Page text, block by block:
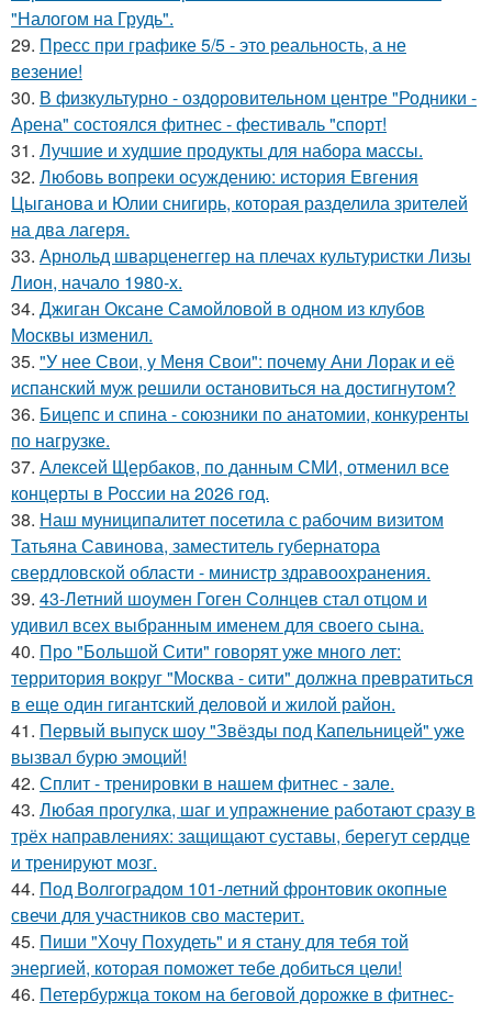
"Налогом на Грудь".
29. Пресс при графике 5/5 - это реальность, а не
везение!
30. В физкультурно - оздоровительном центре "Родники -
Арена" состоялся фитнес - фестиваль "спорт!
31. Лучшие и худшие продукты для набора массы.
32. Любовь вопреки осуждению: история Евгения
Цыганова и Юлии снигирь, которая разделила зрителей
на два лагеря.
33. Арнольд шварценеггер на плечах культуристки Лизы
Лион, начало 1980-х.
34. Джиган Оксане Самойловой в одном из клубов
Москвы изменил.
35. "У нее Свои, у Меня Свои": почему Ани Лорак и её
испанский муж решили остановиться на достигнутом?
36. Бицепс и спина - союзники по анатомии, конкуренты
по нагрузке.
37. Алексей Щербаков, по данным СМИ, отменил все
концерты в России на 2026 год.
38. Наш муниципалитет посетила с рабочим визитом
Татьяна Савинова, заместитель губернатора
свердловской области - министр здравоохранения.
39. 43-Летний шоумен Гоген Солнцев стал отцом и
удивил всех выбранным именем для своего сына.
40. Про "Большой Сити" говорят уже много лет:
территория вокруг "Москва - сити" должна превратиться
в еще один гигантский деловой и жилой район.
41. Первый выпуск шоу "Звёзды под Капельницей" уже
вызвал бурю эмоций!
42. Сплит - тренировки в нашем фитнес - зале.
43. Любая прогулка, шаг и упражнение работают сразу в
трёх направлениях: защищают суставы, берегут сердце
и тренируют мозг.
44. Под Волгоградом 101-летний фронтовик окопные
свечи для участников сво мастерит.
45. Пиши "Хочу Похудеть" и я стану для тебя той
энергией, которая поможет тебе добиться цели!
46. Петербуржца током на беговой дорожке в фитнес-